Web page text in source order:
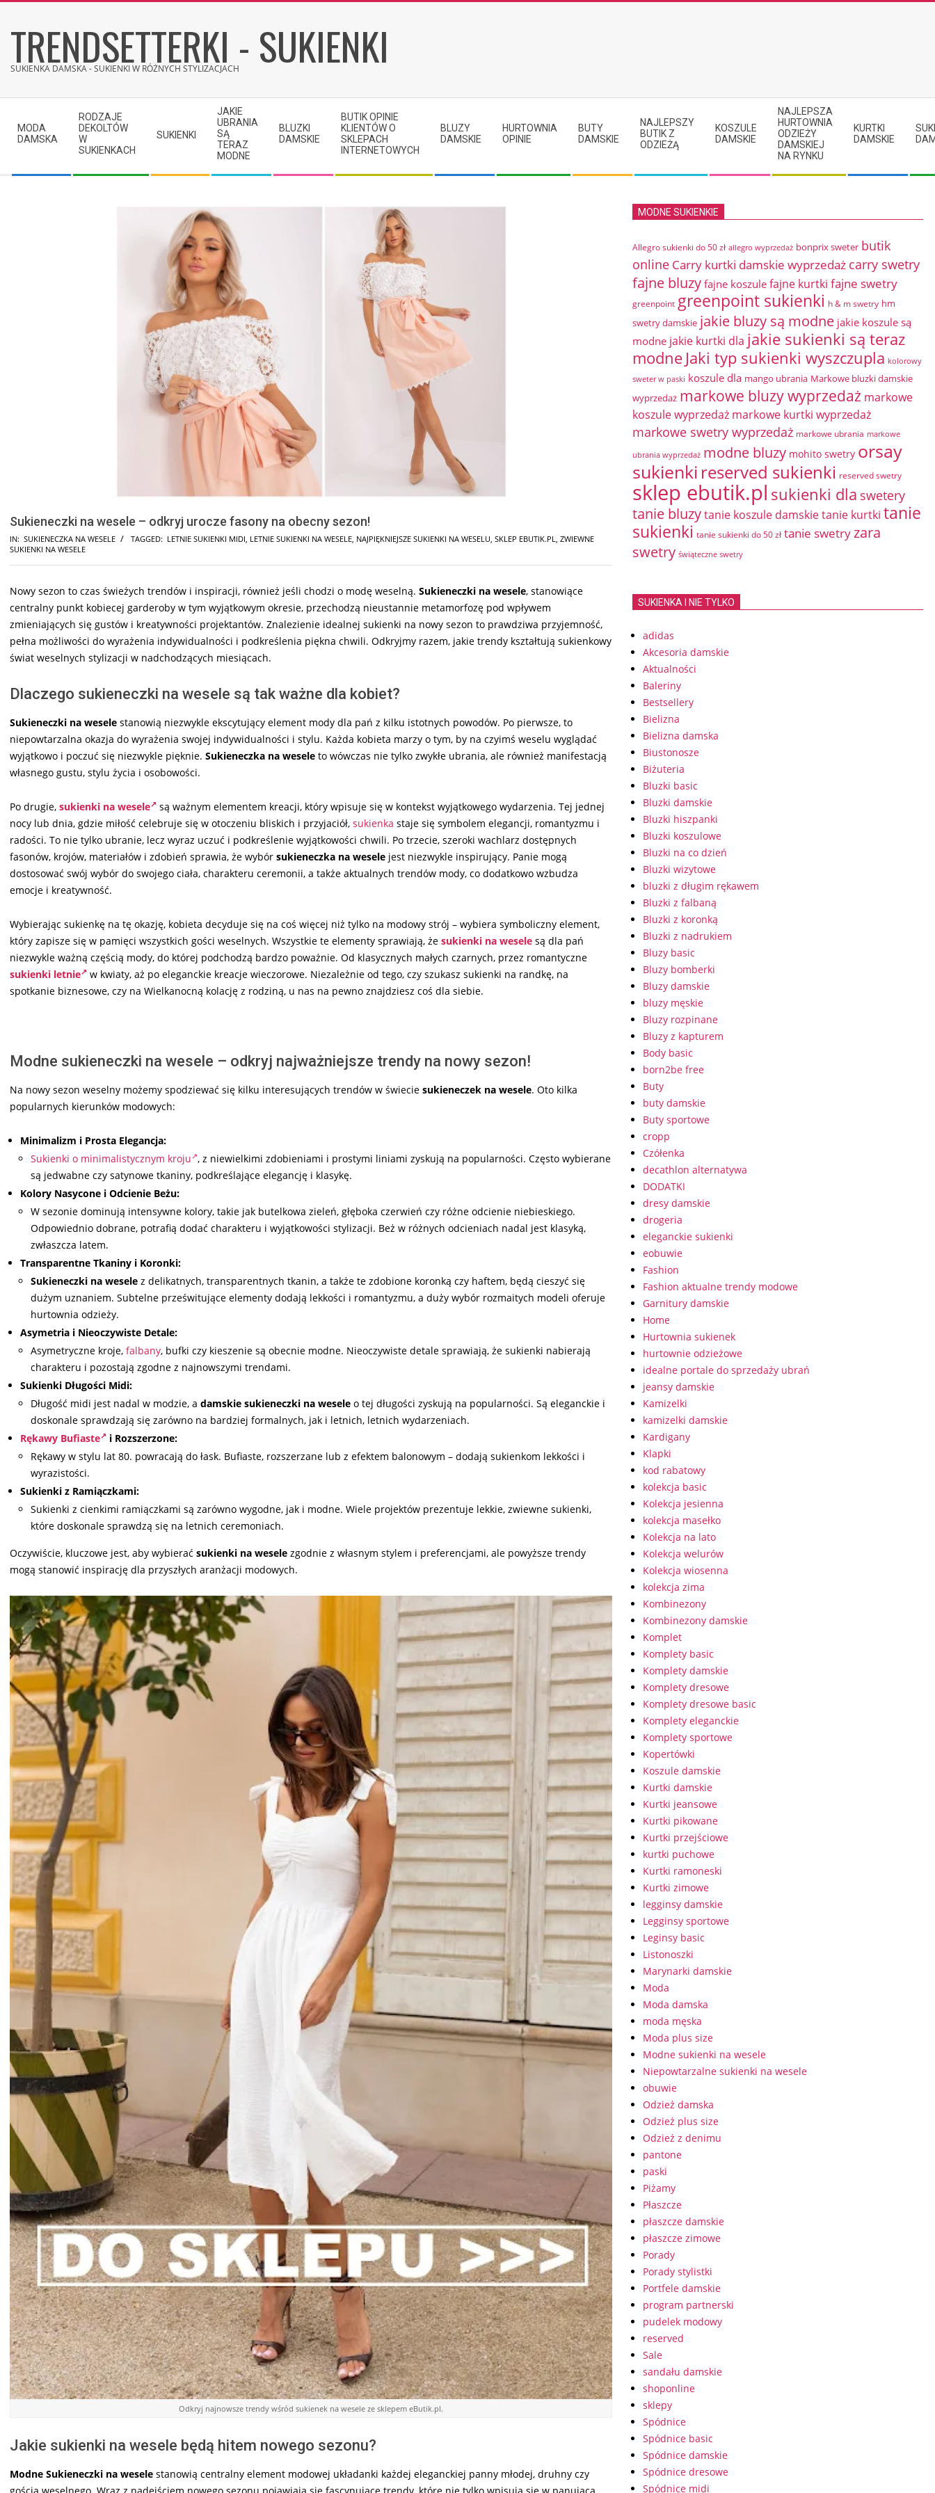
content
TRENDSETTERKI - SUKIENKI
SUKIENKA DAMSKA - SUKIENKI W RÓŻNYCH STYLIZACJACH
Navigation
Menu
MODA
DAMSKA
RODZAJE
DEKOLTÓW
W
SUKIENKACH
SUKIENKI
JAKIE
UBRANIA
SĄ
TERAZ
MODNE
BLUZKI
DAMSKIE
BUTIK OPINIE
KLIENTÓW O
SKLEPACH
INTERNETOWYCH
BLUZY
DAMSKIE
HURTOWNIA
OPINIE
BUTY
DAMSKIE
NAJLEPSZY
BUTIK Z
ODZIEŻĄ
KOSZULE
DAMSKIE
NAJLEPSZA
HURTOWNIA
ODZIEŻY
DAMSKIEJ
NA RYNKU
KURTKI
DAMSKIE
Sukieneczki na wesele – odkryj urocze fasony na obecny sezon!
IN: SUKIENECZKA NA WESELE TAGGED: LETNIE SUKIENKI MIDI, LETNIE SUKIENKI NA WESELE, NAJPIĘKNIEJSZE SUKIENKI NA WESELU, SKLEP EBUTIK.PL, ZWIEWNE
SUKIENKI NA WESELE
Nowy sezon to czas świeżych trendów i inspiracji, również jeśli chodzi o modę weselną. Sukieneczki na wesele, stanowiące
centralny punkt kobiecej garderoby w tym wyjątkowym okresie, przechodzą nieustannie metamorfozę pod wpływem
zmieniających się gustów i kreatywności projektantów. Znalezienie idealnej sukienki na nowy sezon to prawdziwa przyjemność,
pełna możliwości do wyrażenia indywidualności i podkreślenia piękna chwili. Odkryjmy razem, jakie trendy kształtują sukienkowy
świat weselnych stylizacji w nadchodzących miesiącach.
Dlaczego sukieneczki na wesele są tak ważne dla kobiet?
Sukieneczki na wesele stanowią niezwykle ekscytujący element mody dla pań z kilku istotnych powodów. Po pierwsze, to
niepowtarzalna okazja do wyrażenia swojej indywidualności i stylu. Każda kobieta marzy o tym, by na czyimś weselu wyglądać
wyjątkowo i poczuć się niezwykle pięknie. Sukieneczka na wesele to wówczas nie tylko zwykłe ubrania, ale również manifestacją
własnego gustu, stylu życia i osobowości.
Po drugie, sukienki na wesele
są ważnym elementem kreacji, który wpisuje się w kontekst wyjątkowego wydarzenia. Tej jednej
nocy lub dnia, gdzie miłość celebruje się w otoczeniu bliskich i przyjaciół, sukienka staje się symbolem elegancji, romantyzmu i
radości. To nie tylko ubranie, lecz wyraz uczuć i podkreślenie wyjątkowości chwili. Po trzecie, szeroki wachlarz dostępnych
fasonów, krojów, materiałów i zdobień sprawia, że wybór sukieneczka na wesele jest niezwykle inspirujący. Panie mogą
dostosować swój wybór do swojego ciała, charakteru ceremonii, a także aktualnych trendów mody, co dodatkowo wzbudza
emocje i kreatywność.
Wybierając sukienkę na tę okazję, kobieta decyduje się na coś więcej niż tylko na modowy strój – wybiera symboliczny element,
który zapisze się w pamięci wszystkich gości weselnych. Wszystkie te elementy sprawiają, że sukienki na wesele są dla pań
niezwykle ważną częścią mody, do której podchodzą bardzo poważnie. Od klasycznych małych czarnych, przez romantyczne
sukienki letnie
w kwiaty, aż po eleganckie kreacje wieczorowe. Niezależnie od tego, czy szukasz sukienki na randkę, na
spotkanie biznesowe, czy na Wielkanocną kolację z rodziną, u nas na pewno znajdziesz coś dla siebie.
Modne sukieneczki na wesele – odkryj najważniejsze trendy na nowy sezon!
Na nowy sezon weselny możemy spodziewać się kilku interesujących trendów w świecie sukieneczek na wesele. Oto kilka
popularnych kierunków modowych:
Minimalizm i Prosta Elegancja:
Sukienki o minimalistycznym kroju , z niewielkimi zdobieniami i prostymi liniami zyskują na popularności. Często wybierane
są jedwabne czy satynowe tkaniny, podkreślające elegancję i klasykę.
Kolory Nasycone i Odcienie Beżu:
W sezonie dominują intensywne kolory, takie jak butelkowa zieleń, głęboka czerwień czy różne odcienie niebieskiego.
Odpowiednio dobrane, potrafią dodać charakteru i wyjątkowości stylizacji. Beż w różnych odcieniach nadal jest klasyką,
zwłaszcza latem.
Transparentne Tkaniny i Koronki:
Sukieneczki na wesele z delikatnych, transparentnych tkanin, a także te zdobione koronką czy haftem, będą cieszyć się
dużym uznaniem. Subtelne prześwitujące elementy dodają lekkości i romantyzmu, a duży wybór rozmaitych modeli oferuje
hurtownia odzieży.
Asymetria i Nieoczywiste Detale:
Asymetryczne kroje, falbany, bufki czy kieszenie są obecnie modne. Nieoczywiste detale sprawiają, że sukienki nabierają
charakteru i pozostają zgodne z najnowszymi trendami.
Sukienki Długości Midi:
Długość midi jest nadal w modzie, a damskie sukieneczki na wesele o tej długości zyskują na popularności. Są eleganckie i
doskonale sprawdzają się zarówno na bardziej formalnych, jak i letnich, letnich wydarzeniach.
Rękawy Bufiaste
i Rozszerzone:
Rękawy w stylu lat 80. powracają do łask. Bufiaste, rozszerzane lub z efektem balonowym – dodają sukienkom lekkości i
wyrazistości.
Sukienki z Ramiączkami:
Sukienki z cienkimi ramiączkami są zarówno wygodne, jak i modne. Wiele projektów prezentuje lekkie, zwiewne sukienki,
które doskonale sprawdzą się na letnich ceremoniach.
Oczywiście, kluczowe jest, aby wybierać sukienki na wesele zgodnie z własnym stylem i preferencjami, ale powyższe trendy
mogą stanowić inspirację dla przyszłych aranżacji modowych.
Odkryj najnowsze trendy wśród sukienek na wesele ze sklepem eButik.pl.
Jakie sukienki na wesele będą hitem nowego sezonu?
Modne Sukieneczki na wesele stanowią centralny element modowej układanki każdej eleganckiej panny młodej, druhny czy
MODNE SUKIENKIE
Allegro sukienki do 50 zł allegro wyprzedaż bonprix sweter butik
online Carry kurtki damskie wyprzedaż carry swetry
fajne bluzy fajne koszule fajne kurtki fajne swetry
greenpoint greenpoint sukienki h & m swetry hm
swetry damskie jakie bluzy są modne jakie koszule są
modne jakie kurtki dla jakie sukienki są teraz
modneJaki typ sukienki wyszczupla kolorowy
sweter w paski koszule dla mango ubrania Markowe bluzki damskie
wyprzedaż markowe bluzy wyprzedaż markowe
koszule wyprzedaż markowe kurtki wyprzedaż
markowe swetry wyprzedaż markowe ubrania markowe
ubrania wyprzedaż modne bluzy mohito swetry orsay
sukienki reserved sukienki reserved swetry
sklep ebutik.pl sukienki dla swetery
tanie bluzytanie koszule damskietanie kurtki tanie
sukienki tanie sukienki do 50 zł tanie swetryzara
swetry świąteczne swetry
SUKIENKA I NIE TYLKO
adidas
Akcesoria damskie
Aktualności
Baleriny
Bestsellery
Bielizna
Bielizna damska
Biustonosze
Biżuteria
Bluzki basic
Bluzki damskie
Bluzki hiszpanki
Bluzki koszulowe
Bluzki na co dzień
Bluzki wizytowe
bluzki z długim rękawem
Bluzki z falbaną
Bluzki z koronką
Bluzki z nadrukiem
Bluzy basic
Bluzy bomberki
Bluzy damskie
bluzy męskie
Bluzy rozpinane
Bluzy z kapturem
Body basic
born2be free
Buty
buty damskie
Buty sportowe
cropp
Czółenka
decathlon alternatywa
DODATKI
dresy damskie
drogeria
eleganckie sukienki
eobuwie
Fashion
Fashion aktualne trendy modowe
Garnitury damskie
Home
Hurtownia sukienek
hurtownie odzieżowe
idealne portale do sprzedaży ubrań
jeansy damskie
Kamizelki
kamizelki damskie
Kardigany
Klapki
kod rabatowy
kolekcja basic
Kolekcja jesienna
kolekcja masełko
Kolekcja na lato
Kolekcja welurów
Kolekcja wiosenna
kolekcja zima
Kombinezony
Kombinezony damskie
Komplet
Komplety basic
Komplety damskie
Komplety dresowe
Komplety dresowe basic
Komplety eleganckie
Komplety sportowe
Kopertówki
Koszule damskie
Kurtki damskie
Kurtki jeansowe
Kurtki pikowane
Kurtki przejściowe
kurtki puchowe
Kurtki ramoneski
Kurtki zimowe
legginsy damskie
Legginsy sportowe
Leginsy basic
Listonoszki
Marynarki damskie
Moda
Moda damska
moda męska
Moda plus size
Modne sukienki na wesele
Niepowtarzalne sukienki na wesele
obuwie
Odzież damska
Odzież plus size
Odzież z denimu
pantone
paski
Piżamy
Płaszcze
płaszcze damskie
płaszcze zimowe
Porady
Porady stylistki
Portfele damskie
program partnerski
pudelek modowy
reserved
Sale
sandału damskie
shoponline
sklepy
Spódnice
Spódnice basic
Spódnice damskie
Spódnice dresowe
Spódnice midi